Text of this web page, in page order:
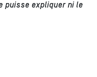
puisse expliquer ni le